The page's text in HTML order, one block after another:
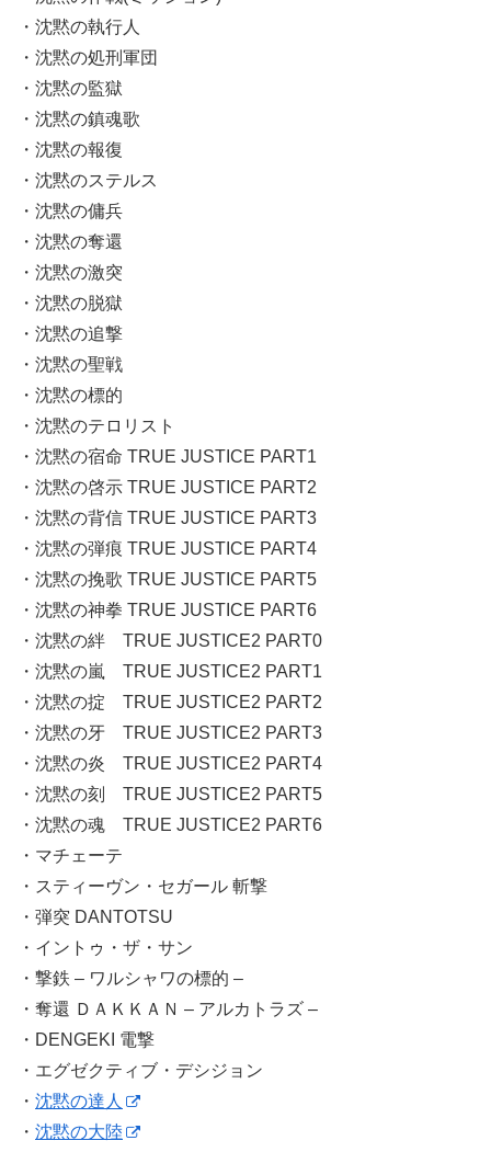
・沈黙の執行人
・沈黙の処刑軍団
・沈黙の監獄
・沈黙の鎮魂歌
・沈黙の報復
・沈黙のステルス
・沈黙の傭兵
・沈黙の奪還
・沈黙の激突
・沈黙の脱獄
・沈黙の追撃
・沈黙の聖戦
・沈黙の標的
・沈黙のテロリスト
・沈黙の宿命 TRUE JUSTICE PART1
・沈黙の啓示 TRUE JUSTICE PART2
・沈黙の背信 TRUE JUSTICE PART3
・沈黙の弾痕 TRUE JUSTICE PART4
・沈黙の挽歌 TRUE JUSTICE PART5
・沈黙の神拳 TRUE JUSTICE PART6
・沈黙の絆 TRUE JUSTICE2 PART0
・沈黙の嵐 TRUE JUSTICE2 PART1
・沈黙の掟 TRUE JUSTICE2 PART2
・沈黙の牙 TRUE JUSTICE2 PART3
・沈黙の炎 TRUE JUSTICE2 PART4
・沈黙の刻 TRUE JUSTICE2 PART5
・沈黙の魂 TRUE JUSTICE2 PART6
・マチェーテ
・スティーヴン・セガール 斬撃
・弾突 DANTOTSU
・イントゥ・ザ・サン
・撃鉄 – ワルシャワの標的 –
・奪還 ＤＡＫＫＡＮ – アルカトラズ –
・DENGEKI 電撃
・エグゼクティブ・デシジョン
・ 沈黙の達人
・ 沈黙の大陸